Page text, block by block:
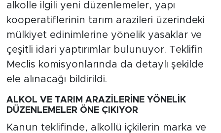
alkolle ilgili yeni düzenlemeler, yapı
kooperatiflerinin tarım arazileri üzerindeki
mülkiyet edinimlerine yönelik yasaklar ve
çeşitli idari yaptırımlar bulunuyor. Teklifin
Meclis komisyonlarında da detaylı şekilde
ele alınacağı bildirildi.
ALKOL VE TARIM ARAZİLERİNE YÖNELİK
DÜZENLEMELER ÖNE ÇIKIYOR
Kanun teklifinde, alkollü içkilerin marka ve